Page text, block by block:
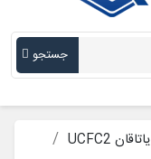
جستجو
یاتاقان UCFC2